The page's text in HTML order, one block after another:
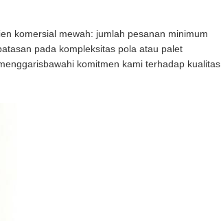
komersial mewah: jumlah pesanan minimum
pada kompleksitas pola atau palet
komitmen kami terhadap kualitas